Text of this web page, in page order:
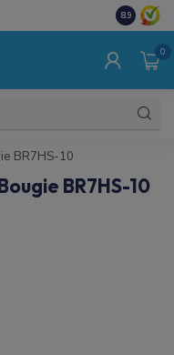
Al 15 jaar
8.9
0
BR7HS-10
BR7HS-10